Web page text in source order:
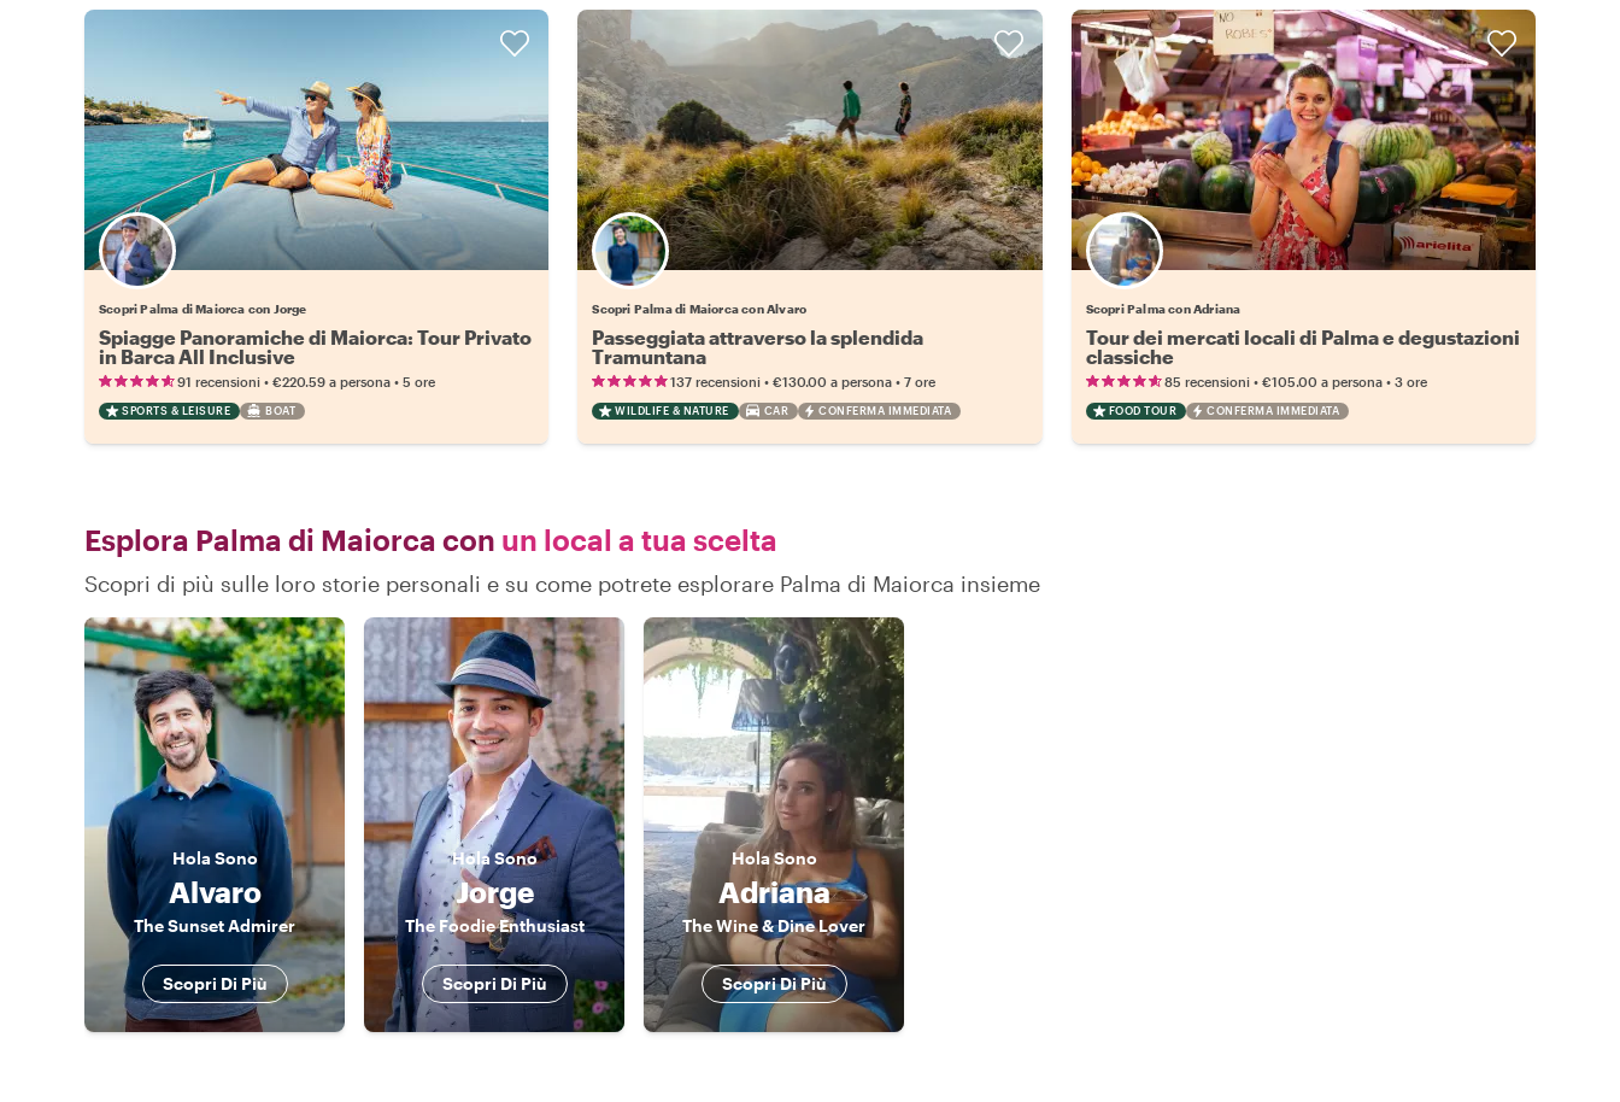
Scopri Palma di Maiorca con Jorge
Spiagge Panoramiche di Maiorca: Tour Privato
in Barca All Inclusive
91 recensioni • €220.59 a persona • 5 ore
SPORTS & LEISURE BOAT
Scopri Palma di Maiorca con Alvaro
Passeggiata attraverso la splendida
Tramuntana
137 recensioni •€130.00 a persona •7 ore
WILDLIFE & NATURE CAR CONFERMA IMMEDIATA
Scopri Palma con Adriana
Tour dei mercati locali di Palma e degustazioni
classiche
85 recensioni• €105.00 a persona• 3 ore
FOOD TOUR CONFERMA IMMEDIATA
Esplora Palma di Maiorca con un local a tua scelta
Scopri di più sulle loro storie personali e su come potrete esplorare Palma di Maiorca insieme
Hola Sono
Alvaro
The Sunset Admirer
Scopri Di Più
Hola Sono
Jorge
The Foodie Enthusiast
Scopri Di Più
HolaSono
Adriana
The Wine & Dine Lover
Scopri Di Più